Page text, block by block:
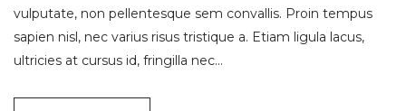
vulputate, non pellentesque sem convallis. Proin tempus
sapien nisl, nec varius risus tristique a. Etiam ligula lacus,
ultricies at cursus id, fringilla nec…